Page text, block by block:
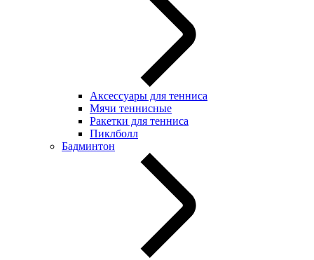
Аксессуары для тенниса
Мячи теннисные
Ракетки для тенниса
Пиклболл
Бадминтон